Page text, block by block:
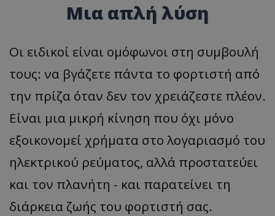
Μια απλή λύση
Οι ειδικοί είναι ομόφωνοι στη συμβουλή
τους: να βγάζετε πάντα το φορτιστή από
την πρίζα όταν δεν τον χρειάζεστε πλέον.
Είναι μια μικρή κίνηση που όχι μόνο
εξοικονομεί χρήματα στο λογαριασμό του
ηλεκτρικού ρεύματος, αλλά προστατεύει
και τον πλανήτη - και παρατείνει τη
διάρκεια ζωής του φορτιστή σας.